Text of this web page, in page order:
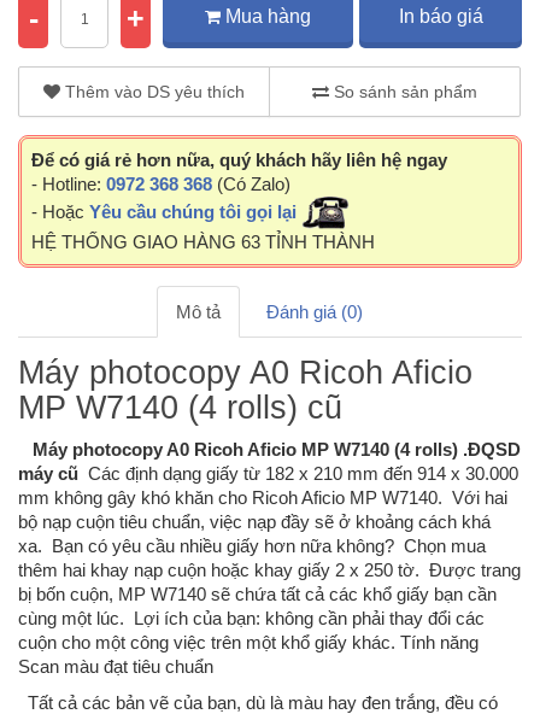
- + Mua hàng In báo giá
Thêm vào DS yêu thích So sánh sản phẩm
Để có giá rẻ hơn nữa, quý khách hãy liên hệ ngay
- Hotline: 0972 368 368 (Có Zalo)
- Hoặc Yêu cầu chúng tôi gọi lại
HỆ THỐNG GIAO HÀNG 63 TỈNH THÀNH
Mô tả Đánh giá (0)
Máy photocopy A0 Ricoh Aficio
MP W7140 (4 rolls) cũ
Máy photocopy A0 Ricoh Aficio MP W7140 (4 rolls) .ĐQSD
máy cũ Các định dạng giấy từ 182 x 210 mm đến 914 x 30.000
mm không gây khó khăn cho Ricoh Aficio MP W7140. Với hai
bộ nạp cuộn tiêu chuẩn, việc nạp đầy sẽ ở khoảng cách khá
xa. Bạn có yêu cầu nhiều giấy hơn nữa không? Chọn mua
thêm hai khay nạp cuộn hoặc khay giấy 2 x 250 tờ. Được trang
bị bốn cuộn, MP W7140 sẽ chứa tất cả các khổ giấy bạn cần
cùng một lúc. Lợi ích của bạn: không cần phải thay đổi các
cuộn cho một công việc trên một khổ giấy khác. Tính năng
Scan màu đạt tiêu chuẩn
Tất cả các bản vẽ của bạn, dù là màu hay đen trắng, đều có